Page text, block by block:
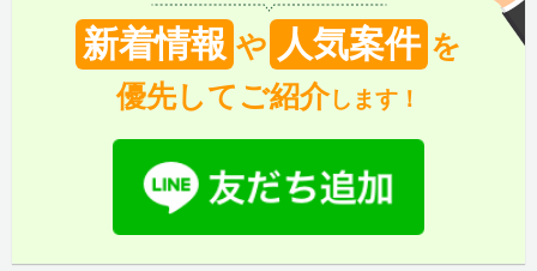
新着情報 や 人気案件 を
優先してご紹介します！